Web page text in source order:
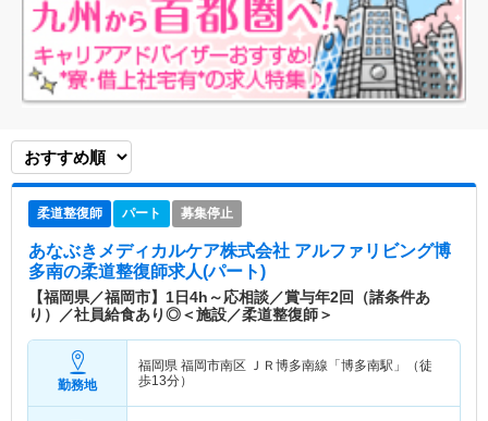
柔道整復師 パート 募集停止
あなぶきメディカルケア株式会社 アルファリビング博
多南の柔道整復師求人(パート)
【福岡県／福岡市】1日4h～応相談／賞与年2回（諸条件あ
り）／社員給食あり◎＜施設／柔道整復師＞
勤務地
福岡県 福岡市南区 ＪＲ博多南線「博多南駅」（徒
歩13分）